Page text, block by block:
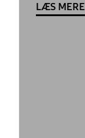
LÆS MERE